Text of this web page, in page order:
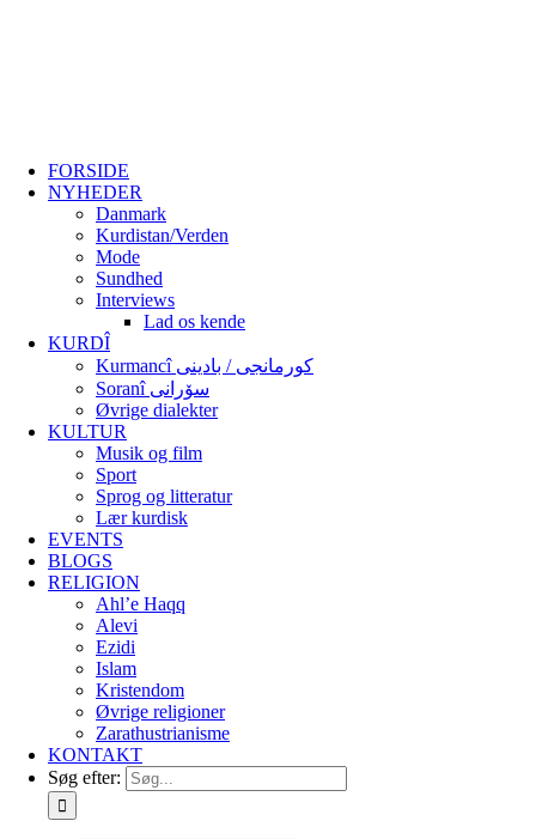
FORSIDE
NYHEDER
Danmark
Kurdistan/Verden
Mode
Sundhed
Interviews
Lad os kende
KURDÎ
Kurmancî کورمانجی / بادینی
Soranî سۆرانی
Øvrige dialekter
KULTUR
Musik og film
Sport
Sprog og litteratur
Lær kurdisk
EVENTS
BLOGS
RELIGION
Ahl’e Haqq
Alevi
Ezidi
Islam
Kristendom
Øvrige religioner
Zarathustrianisme
KONTAKT
Søg efter: